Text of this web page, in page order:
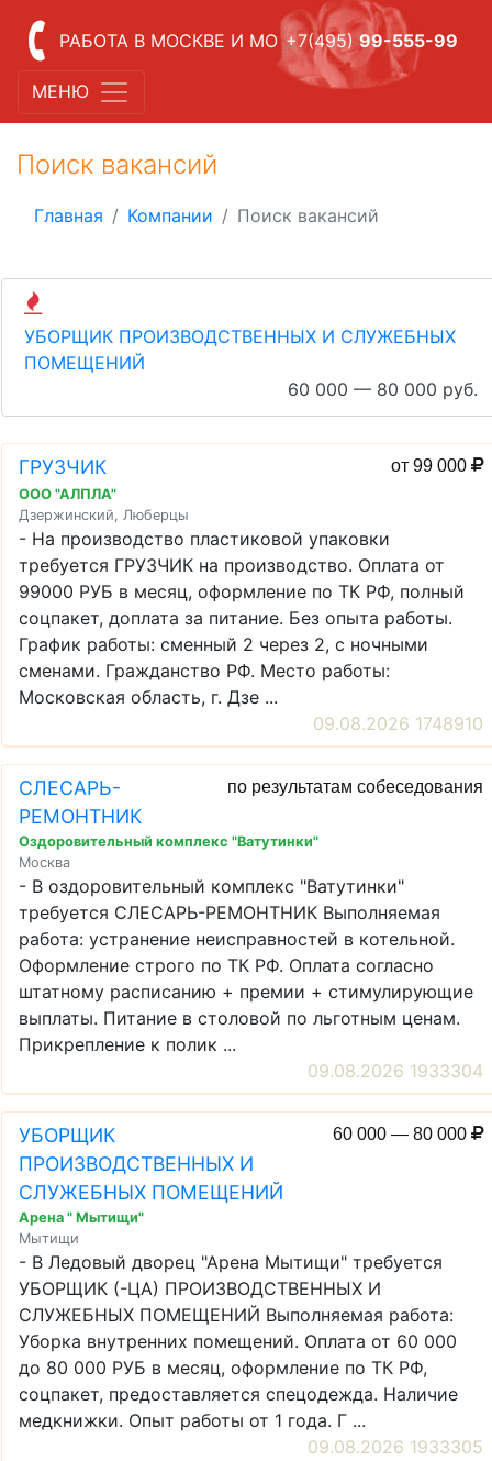
РАБОТА В МОСКВЕ И МО +7(495) 99-555-99
МЕНЮ
Поиск вакансий
Главная Компании Поиск вакансий
УБОРЩИК ПРОИЗВОДСТВЕННЫХ И СЛУЖЕБНЫХ
ПОМЕЩЕНИЙ
60 000 — 80 000 руб.
ГРУЗЧИК от 99 000
ООО "АЛПЛА"
Дзержинский, Люберцы
- На производство пластиковой упаковки
требуется ГРУЗЧИК на производство. Оплата от
99000 РУБ в месяц, оформление по ТК РФ, полный
соцпакет, доплата за питание. Без опыта работы.
График работы: сменный 2 через 2, с ночными
сменами. Гражданство РФ. Место работы:
Московская область, г. Дзе ...
09.08.2026 1748910
СЛЕСАРЬ-
РЕМОНТНИК
по результатам собеседования
Оздоровительный комплекс "Ватутинки"
Москва
- В оздоровительный комплекс "Ватутинки"
требуется СЛЕСАРЬ-РЕМОНТНИК Выполняемая
работа: устранение неисправностей в котельной.
Оформление строго по ТК РФ. Оплата согласно
штатному расписанию + премии + стимулирующие
выплаты. Питание в столовой по льготным ценам.
Прикрепление к полик ...
09.08.2026 1933304
УБОРЩИК
ПРОИЗВОДСТВЕННЫХ И
СЛУЖЕБНЫХ ПОМЕЩЕНИЙ
60 000 — 80 000
Арена " Мытищи"
Мытищи
- В Ледовый дворец "Арена Мытищи" требуется
УБОРЩИК (-ЦА) ПРОИЗВОДСТВЕННЫХ И
СЛУЖЕБНЫХ ПОМЕЩЕНИЙ Выполняемая работа:
Уборка внутренних помещений. Оплата от 60 000
до 80 000 РУБ в месяц, оформление по ТК РФ,
соцпакет, предоставляется спецодежда. Наличие
медкнижки. Опыт работы от 1 года. Г ...
09.08.2026 1933305